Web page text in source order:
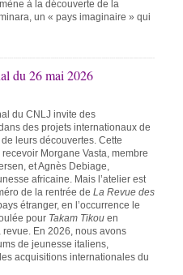
à la découverte de la
un « pays imaginaire » qui
du 26 mai 2026
du CNLJ invite des
des projets internationaux de
leurs découvertes. Cette
Morgane Vasta, membre
et Agnès Debiage,
africaine. Mais l’atelier est
de la rentrée de La Revue des
étranger, en l’occurrence le
pour Takam Tikou en
En 2026, nous avons
de jeunesse italiens,
acquisitions internationales du